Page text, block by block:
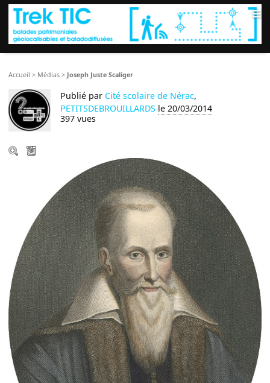
≡
Accueil > Médias > Joseph Juste Scaliger
Publié par Cité scolaire de Nérac,
PETITSDEBROUILLARDS le 20/03/2014
397 vues